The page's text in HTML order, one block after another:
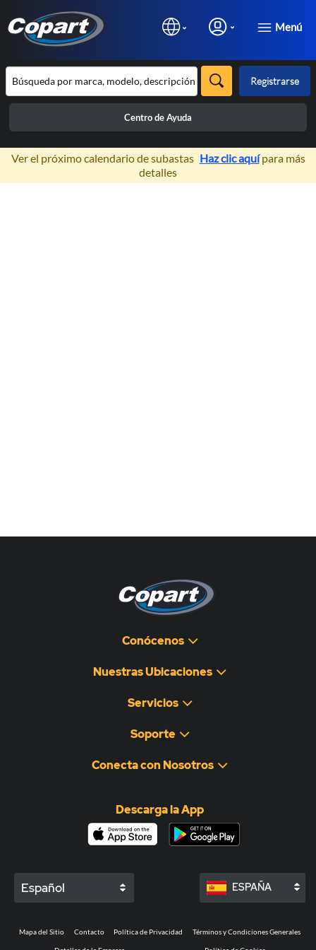
Menú
Registrarse
Centro de Ayuda
×
Ver el próximo calendario de subastas Haz clic aquípara más
detalles
Conócenos
Nuestras Ubicaciones
Servicios
Soporte
Conecta con Nosotros
Descarga la App
Español ESPAÑA
Mapa del Sitio Contacto Política de Privacidad Términos y Condiciones Generales